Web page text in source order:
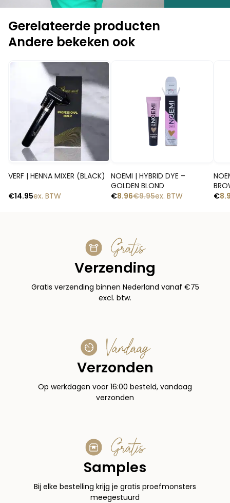
Gerelateerde producten
Andere bekeken ook
Snelle blik
VERF | HENNA MIXER (BLACK)
€14.95ex. BTW
NOEMI | HYBRID DYE –
GOLDEN BLOND
€9.95
€8.96 ex. BTW
€
Gratis
Verzending
Gratis verzending binnen Nederland vanaf €75
excl. btw.
Vandaag
Verzonden
Op werkdagen voor 16:00 besteld, vandaag
verzonden
Gratis
Samples
Bij elke bestelling krijg je gratis proefmonsters
meegestuurd